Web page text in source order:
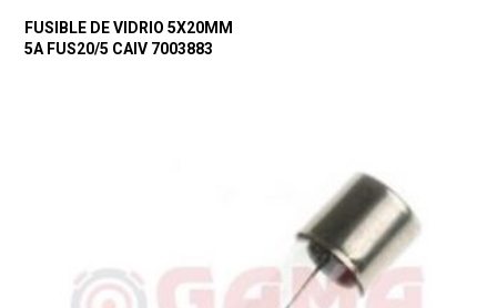
FUSIBLE DE VIDRIO 5X20MM
5A FUS20/5 CAIV 7003883